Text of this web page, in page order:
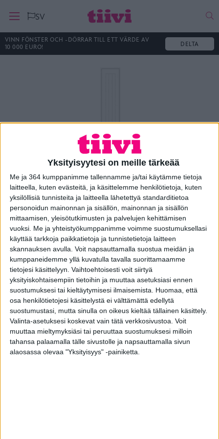
Yksityisyytesi on meille tärkeää
Me ja 364 kumppanimme tallennamme ja/tai käytämme tietoja
laitteella, kuten evästeitä, ja käsittelemme henkilötietoja, kuten
yksilöllisiä tunnisteita ja laitteella lähetettyä standarditietoa
personoidun mainonnan ja sisällön, mainonnan ja sisällön
mittaamisen, yleisötutkimusten ja palvelujen kehittämisen
vuoksi. Me ja yhteistyökumppanimme voimme suostumuksellasi
käyttää tarkkoja paikkatietoja ja tunnistetietoja laitteen
skannauksen avulla. Voit napsauttamalla suostua meidän ja
kumppaneidemme yllä kuvatulla tavalla suorittamaamme
tietojesi käsittelyyn. Vaihtoehtoisesti voit siirtyä
yksityiskohtaisempiin tietoihin ja muuttaa asetuksiasi ennen
suostumuksesi tai kieltäytymisesi ilmaisemista.
Huomaa, että
osa henkilötietojesi käsittelystä ei välttämättä edellytä
suostumustasi, mutta sinulla on oikeus kieltää tällainen käsittely.
Valinta-asetuksesi koskevat vain tätä verkkosivustoa. Voit
muuttaa mieltymyksiäsi tai peruuttaa suostumuksesi milloin
tahansa palaamalla tälle sivustolle ja napsauttamalla sivun
alaosassa olevaa "Yksityisyys" -painiketta.
SV Hae
VINN FÖNSTER OCH -DÖRRAR TILL ETT VÄRDE AV
10 000 EURO!
DELTA
Levike L6
Tiivin ulko-oviin on saatavilla laaja valikoima
käytännöllisyyttä ja näyttävyyttä lisääviä levikkeitä.
Levikkeet on mahdollista saada kiinteänä tai avattavana.
Avattava levike mahdollistaa kulkuaukon suurentamisen
väliaikaisesti suurempien tavaroiden, kuten sängyn tai
sohvan kuljettamisen ajaksi.
Voit yhdistää valitsemaasi oveen siihen sopivan levikemallin.